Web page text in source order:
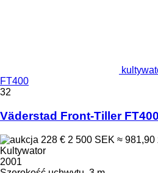
FT400
32
Väderstad Front-Tiller FT400
228 € 2 500 SEK ≈ 981,90
Kultywator
2001